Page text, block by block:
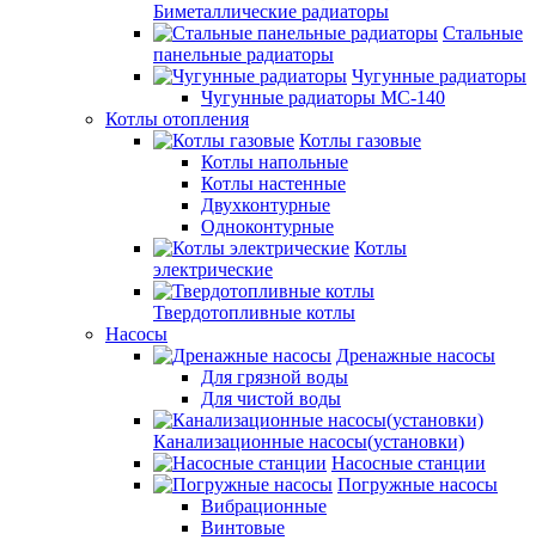
Биметаллические радиаторы
Стальные
панельные радиаторы
Чугунные радиаторы
Чугунные радиаторы МС-140
Котлы отопления
Котлы газовые
Котлы напольные
Котлы настенные
Двухконтурные
Одноконтурные
Котлы
электрические
Твердотопливные котлы
Насосы
Дренажные насосы
Для грязной воды
Для чистой воды
Канализационные насосы(установки)
Насосные станции
Погружные насосы
Вибрационные
Винтовые